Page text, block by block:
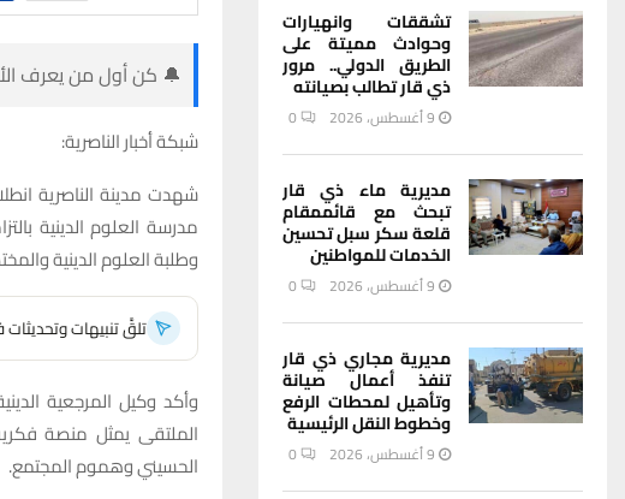
🔔 كن أول من يعرف
شبكة أخبار الناصرية:
شهدت مدينة الناصرية
مدرسة العلوم الدينية
وطلبة العلوم الدينية
تلقَّ تنبيهات وتحديثات
وأكد وكيل المرجعية
الملتقى يمثل منصة
الحسيني وهموم المجتمع.
تشققات وانهيارات
وحوادث مميتة على
الطريق الدولي.. مرور
ذي قار تطالب بصيانته
9 أغسطس، 2026 0
مديرية ماء ذي قار
تبحث مع قائممقام
قلعة سكر سبل تحسين
الخدمات للمواطنين
9 أغسطس، 2026 0
مديرية مجاري ذي قار
تنفذ أعمال صيانة
وتأهيل لمحطات الرفع
وخطوط النقل الرئيسية
9 أغسطس، 2026 0